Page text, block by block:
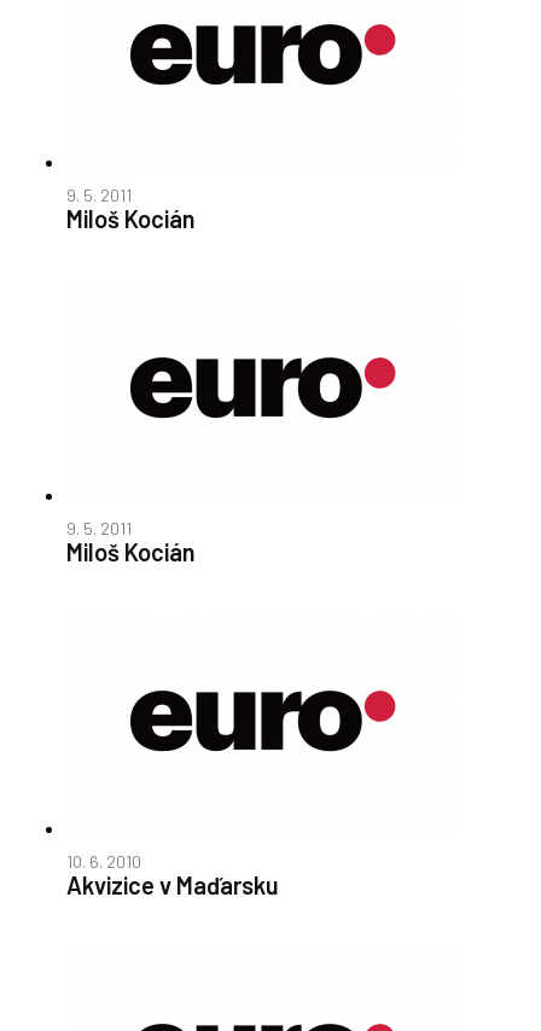
9. 5. 2011
Miloš Kocián
9. 5. 2011
Miloš Kocián
10. 6. 2010
Akvizice v Maďarsku